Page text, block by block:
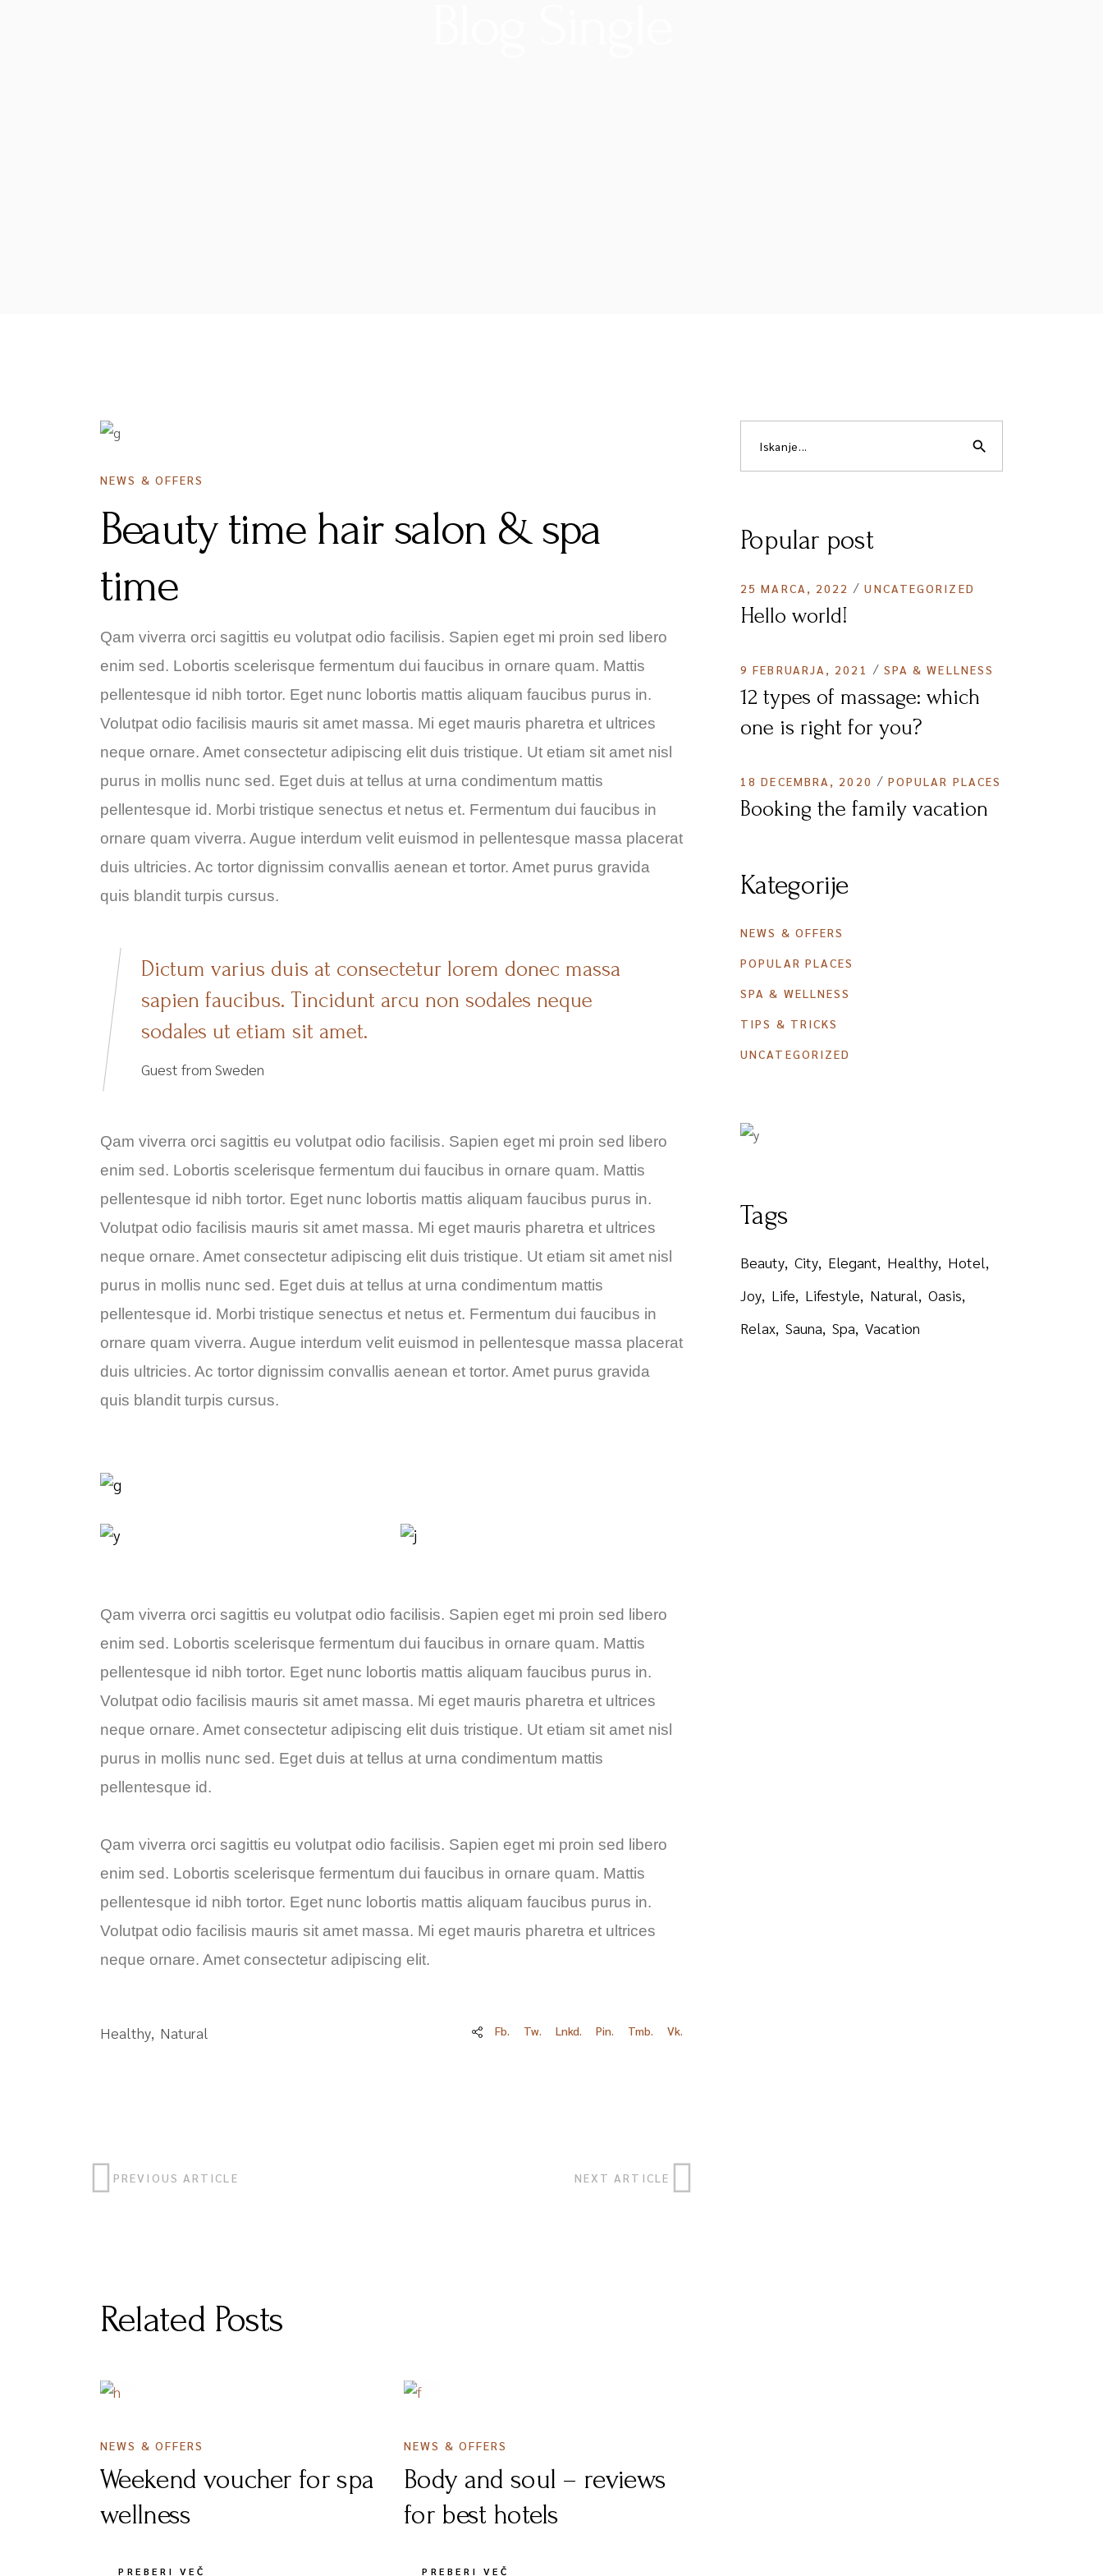
NEWS & OFFERS
Beauty time hair salon & spa
time
Qam viverra orci sagittis eu volutpat odio facilisis. Sapien eget mi proin sed libero
enim sed. Lobortis scelerisque fermentum dui faucibus in ornare quam. Mattis
pellentesque id nibh tortor. Eget nunc lobortis mattis aliquam faucibus purus in.
Volutpat odio facilisis mauris sit amet massa. Mi eget mauris pharetra et ultrices
neque ornare. Amet consectetur adipiscing elit duis tristique. Ut etiam sit amet nisl
purus in mollis nunc sed. Eget duis at tellus at urna condimentum mattis
pellentesque id. Morbi tristique senectus et netus et. Fermentum dui faucibus in
ornare quam viverra. Augue interdum velit euismod in pellentesque massa placerat
duis ultricies. Ac tortor dignissim convallis aenean et tortor. Amet purus gravida
quis blandit turpis cursus.
Dictum varius duis at consectetur lorem donec massa
sapien faucibus. Tincidunt arcu non sodales neque
sodales ut etiam sit amet.
Guest from Sweden
Qam viverra orci sagittis eu volutpat odio facilisis. Sapien eget mi proin sed libero
enim sed. Lobortis scelerisque fermentum dui faucibus in ornare quam. Mattis
pellentesque id nibh tortor. Eget nunc lobortis mattis aliquam faucibus purus in.
Volutpat odio facilisis mauris sit amet massa. Mi eget mauris pharetra et ultrices
neque ornare. Amet consectetur adipiscing elit duis tristique. Ut etiam sit amet nisl
purus in mollis nunc sed. Eget duis at tellus at urna condimentum mattis
pellentesque id. Morbi tristique senectus et netus et. Fermentum dui faucibus in
ornare quam viverra. Augue interdum velit euismod in pellentesque massa placerat
duis ultricies. Ac tortor dignissim convallis aenean et tortor. Amet purus gravida
quis blandit turpis cursus.
Qam viverra orci sagittis eu volutpat odio facilisis. Sapien eget mi proin sed libero
enim sed. Lobortis scelerisque fermentum dui faucibus in ornare quam. Mattis
pellentesque id nibh tortor. Eget nunc lobortis mattis aliquam faucibus purus in.
Volutpat odio facilisis mauris sit amet massa. Mi eget mauris pharetra et ultrices
neque ornare. Amet consectetur adipiscing elit duis tristique. Ut etiam sit amet nisl
purus in mollis nunc sed. Eget duis at tellus at urna condimentum mattis
pellentesque id.
Qam viverra orci sagittis eu volutpat odio facilisis. Sapien eget mi proin sed libero
enim sed. Lobortis scelerisque fermentum dui faucibus in ornare quam. Mattis
pellentesque id nibh tortor. Eget nunc lobortis mattis aliquam faucibus purus in.
Volutpat odio facilisis mauris sit amet massa. Mi eget mauris pharetra et ultrices
neque ornare. Amet consectetur adipiscing elit.
Healthy Natural Fb. Tw. Lnkd. Pin. Tmb. Vk.
PREVIOUS ARTICLE NEXT ARTICLE
Related Posts
NEWS & OFFERS
Weekend voucher for spa
wellness
PREBERI VEČ
NEWS & OFFERS
Body and soul – reviews
for best hotels
PREBERI VEČ
search
Popular post
25 MARCA, 2022 UNCATEGORIZED
Hello world!
9 FEBRUARJA, 2021 SPA & WELLNESS
12 types of massage: which
one is right for you?
18 DECEMBRA, 2020 POPULAR PLACES
Booking the family vacation
Kategorije
NEWS & OFFERS
POPULAR PLACES
SPA & WELLNESS
TIPS & TRICKS
UNCATEGORIZED
Tags
Beauty City Elegant Healthy Hotel
Joy Life Lifestyle Natural
Oasis
Relax Sauna Spa Vacation